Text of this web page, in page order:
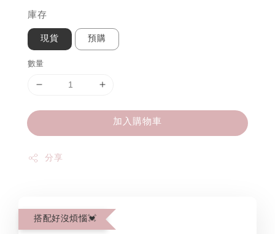
庫存
現貨 預購
數量
加入購物車
分享
搭配好沒煩惱💓